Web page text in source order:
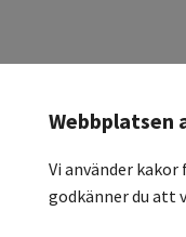
Webbplatsen
Vi använder
godkänner du att